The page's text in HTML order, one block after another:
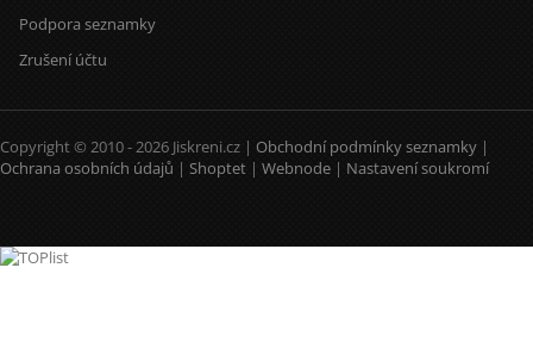
Podpora seznamky
Zrušení účtu
Copyright © 2010 - 2026 Jiskreni.cz | Obchodní podmínky seznamky |
Ochrana osobních údajů | Shoptet | Webnode | Nastavení soukromí